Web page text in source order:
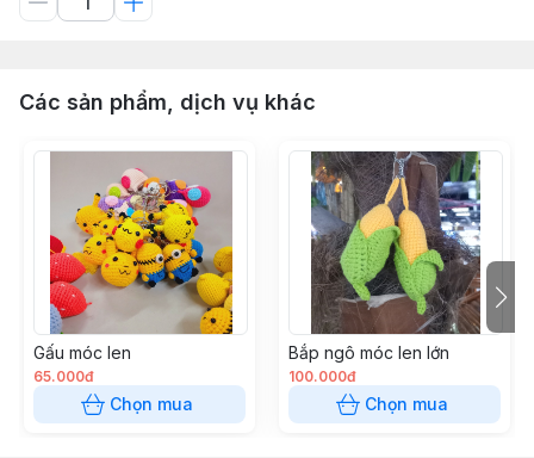
Các sản phẩm, dịch vụ khác
Gấu móc len
65.000đ
Chọn mua
Bắp ngô móc len lớn
100.000đ
Chọn mua